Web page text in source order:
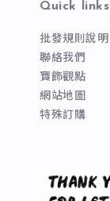
Quick links
批發規則說明
聯絡我們
寶飾觀點
網站地圖
特殊訂購